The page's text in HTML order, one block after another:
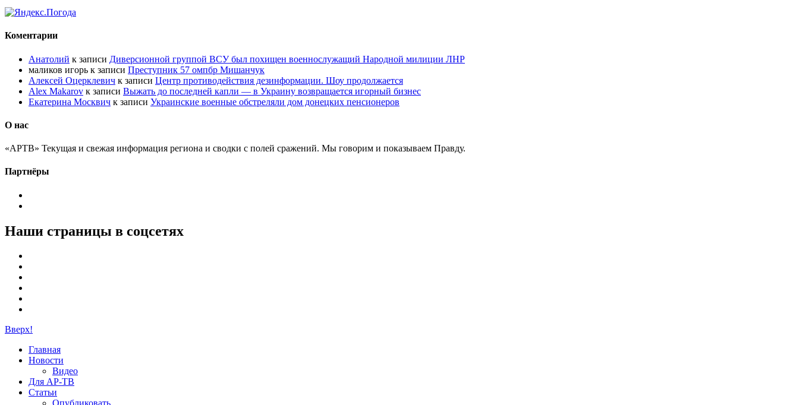
Коментарии
Анатолий к записи Диверсионной группой ВСУ был похищен военнослужащий Народной милиции ЛНР
маликов игорь к записи Преступник 57 омпбр Мишанчук
Алексей Оцерклевич к записи Центр противодействия дезинформации. Шоу продолжается
Alex Makarov к записи Выжать до последней капли — в Украину возвращается игорный бизнес
Екатерина Москвич к записи Украинские военные обстреляли дом донецких пенсионеров
О нас
«АРТВ» Текущая и свежая информация региона и сводки с полей сражений. Мы говорим и показываем Правду.
Партнёры
Наши страницы в соцсетях
Вверх!
Главная
Новости
Видео
Для АР-ТВ
Статьи